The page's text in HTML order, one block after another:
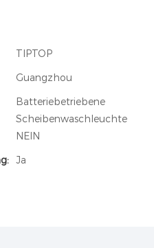
TIPTOP
Guangzhou
Batteriebetriebene
Scheibenwaschleuchte
NEIN
Ja